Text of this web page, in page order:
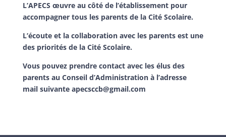
L’APECS œuvre au côté de l’établissement pour
accompagner tous les parents de la Cité Scolaire.
L’écoute et la collaboration avec les parents est une
des priorités de la Cité Scolaire.
Vous pouvez prendre contact avec les élus des
parents au Conseil d’Administration à l’adresse
mail suivante apecsccb@gmail.com